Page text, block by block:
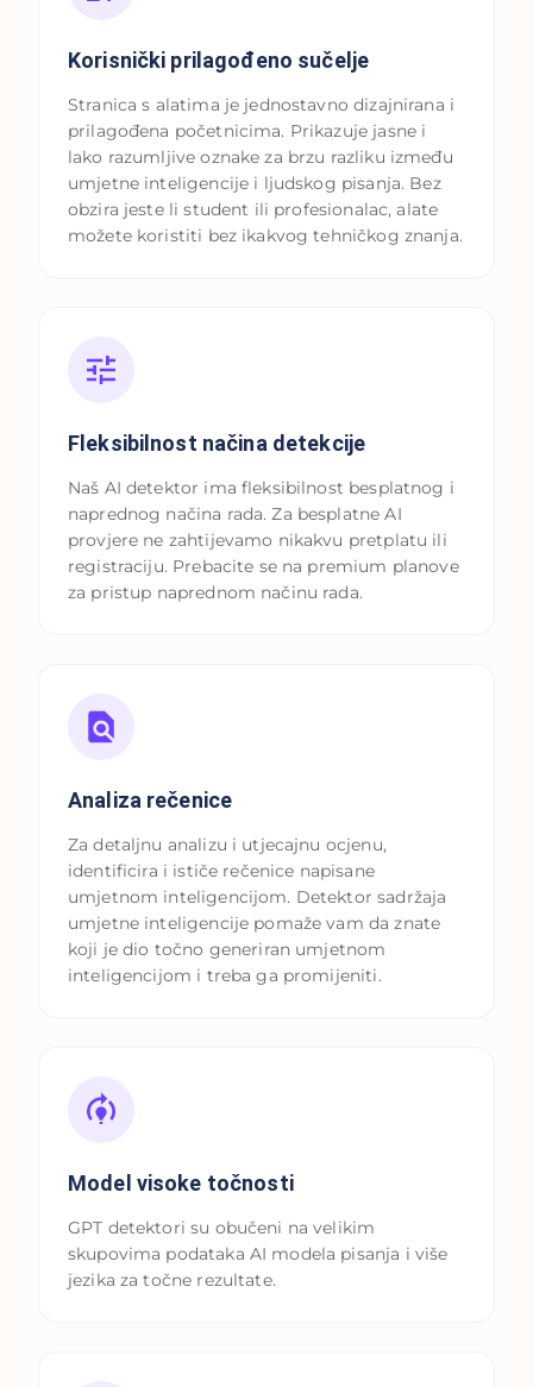
Korisnički prilagođeno sučelje
Stranica s alatima je jednostavno dizajnirana i
prilagođena početnicima. Prikazuje jasne i
lako razumljive oznake za brzu razliku između
umjetne inteligencije i ljudskog pisanja. Bez
obzira jeste li student ili profesionalac, alate
možete koristiti bez ikakvog tehničkog znanja.
Fleksibilnost načina detekcije
Naš AI detektor ima fleksibilnost besplatnog i
naprednog načina rada. Za besplatne AI
provjere ne zahtijevamo nikakvu pretplatu ili
registraciju. Prebacite se na premium planove
za pristup naprednom načinu rada.
Analiza rečenice
Za detaljnu analizu i utjecajnu ocjenu,
identificira i ističe rečenice napisane
umjetnom inteligencijom. Detektor sadržaja
umjetne inteligencije pomaže vam da znate
koji je dio točno generiran umjetnom
inteligencijom i treba ga promijeniti.
Model visoke točnosti
GPT detektori su obučeni na velikim
skupovima podataka AI modela pisanja i više
jezika za točne rezultate.